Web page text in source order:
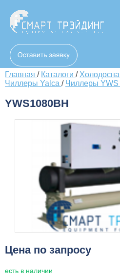
Главная / Каталоги /
Чиллеры Yalca / Чиллеры YWS
YWS1080BH
Цена по запросу
есть в наличии